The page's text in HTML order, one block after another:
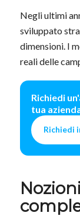
Negli ultimi
sviluppato
dimensioni. I
reali delle
Richiedi
tua
Richiedi